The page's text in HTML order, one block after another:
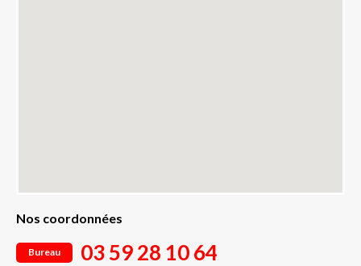
Nos coordonnées
Bureau 03 59 28 10 64